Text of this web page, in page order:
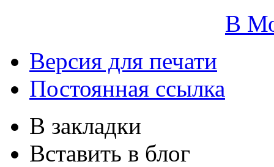
В
Версия для печати
Постоянная ссылка
В закладки
Вставить в блог